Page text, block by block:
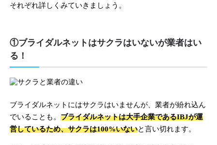
それぞれ詳しくみていきましょう。
①ブライダルネットはサクラはいないが業者はい
る！
ブライダルネットにはサクラはいませんが、業者が紛れ込ん
でいることも。 ブライダルネットは大手企業であるIBJが運
営しているため、サクラは100%いないと言い切れます。